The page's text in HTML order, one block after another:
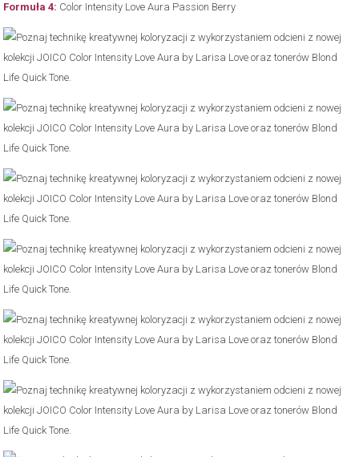
Formuła 4: Color Intensity Love Aura Passion Berry